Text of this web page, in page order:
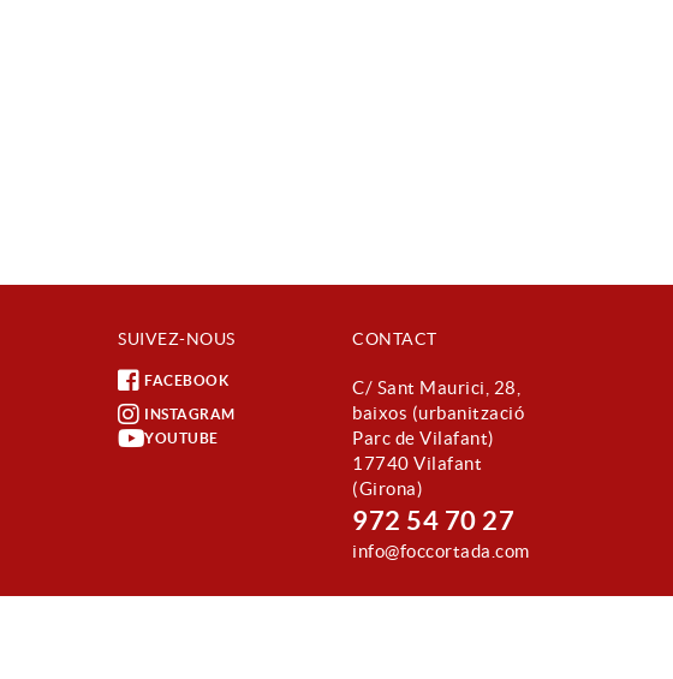
SUIVEZ-NOUS
FACEBOOK
INSTAGRAM
YOUTUBE
CONTACT
C/ Sant Maurici, 28,
baixos (urbanització
Parc de Vilafant)
17740 Vilafant
(Girona)
972 54 70 27
info@foccortada.com